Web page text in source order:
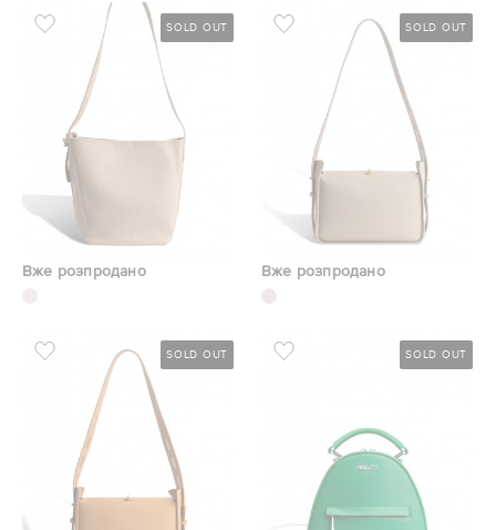
SOLD OUT
Вже розпродано
SOLD OUT
Вже розпродано
SOLD OUT SOLD OUT